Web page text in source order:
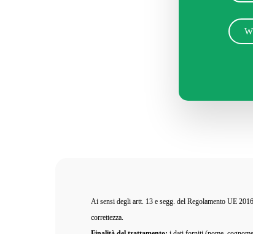
Ai sensi degli artt. 13 e segg. del Regolamento UE
correttezza.